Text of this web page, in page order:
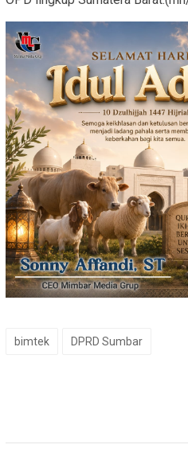
bimtek DPRD Sumbar